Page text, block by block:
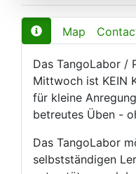
Map
Das TangoLabor /
Mittwoch ist KEIN
für kleine
betreutes Üben -
Das TangoLabor
selbstständigen